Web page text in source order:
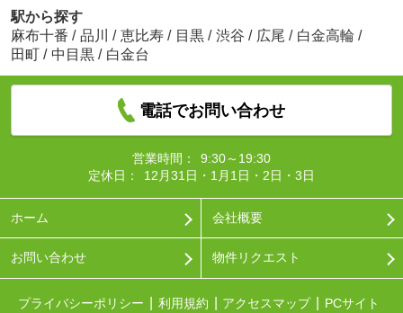
駅から探す
麻布十番 / 品川 / 恵比寿 / 目黒 / 渋谷 / 広尾 / 白金高輪 /
田町 / 中目黒 / 白金台
電話でお問い合わせ
営業時間：
9:30～19:30
定休日：
12月31日・1月1日・2日・3日
ホーム 会社概要
お問い合わせ 物件リクエスト
プライバシーポリシー 利用規約 アクセスマップ
PCサイト